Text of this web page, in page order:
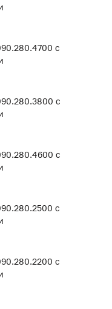
с
с
с
с
с